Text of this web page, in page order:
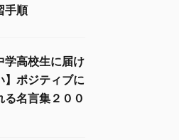
手順
学高校生に届け
】ポジティブに
る名言集２００